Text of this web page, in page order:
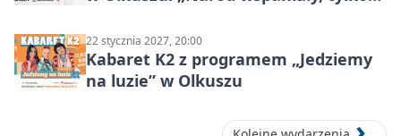
22 stycznia 2027, 20:00
Kabaret K2 z programem „Jedziemy
na luzie” w Olkuszu